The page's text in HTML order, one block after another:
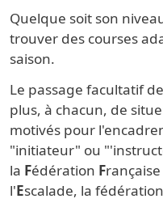
Quelque soit son
trouver des courses
saison.
Le passage facultatif
plus, à chacun, de
motivés pour
"initiateur" ou
la Fédération F
l'Escalade, la